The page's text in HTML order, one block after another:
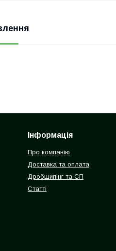
Інформація
Про компанію
Доставка та оплата
Дробшипінг та СП
Статті